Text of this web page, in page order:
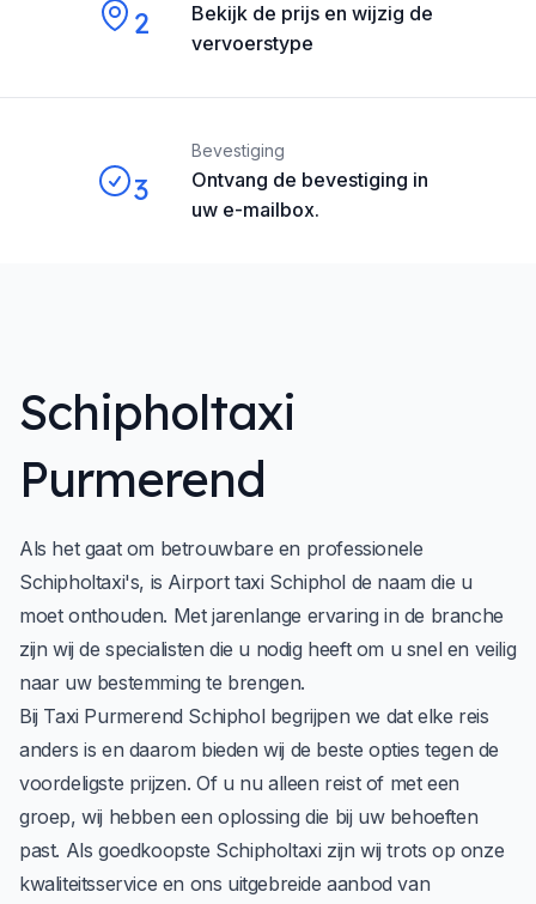
2
Bekijk de prijs en wijzig de
vervoerstype
3
Ontvang de bevestiging in
uw e-mailbox.
Bevestiging
Schipholtaxi
Purmerend
Als het gaat om betrouwbare en professionele
Schipholtaxi's, is Airport taxi Schiphol de naam die u
moet onthouden. Met jarenlange ervaring in de branche
zijn wij de specialisten die u nodig heeft om u snel en veilig
naar uw bestemming te brengen.
Bij Taxi Purmerend Schiphol begrijpen we dat elke reis
anders is en daarom bieden wij de beste opties tegen de
voordeligste prijzen. Of u nu alleen reist of met een
groep, wij hebben een oplossing die bij uw behoeften
past. Als goedkoopste Schipholtaxi zijn wij trots op onze
kwaliteitsservice en ons uitgebreide aanbod van